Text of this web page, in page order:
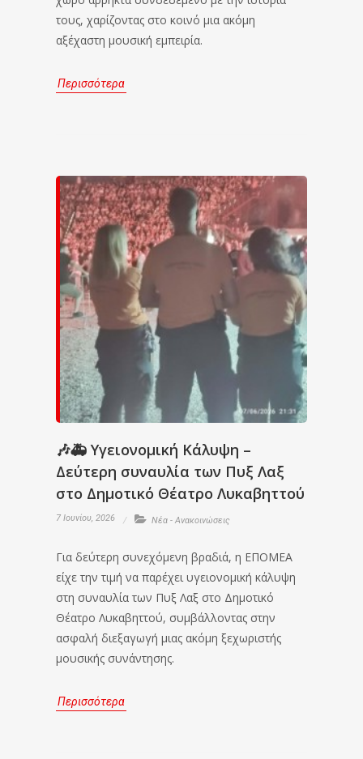
τους, χαρίζοντας στο κοινό μια ακόμη
αξέχαστη μουσική εμπειρία.
Περισσότερα
🎶🚑 Υγειονομική Κάλυψη –
Δεύτερη συναυλία των Πυξ Λαξ
στο Δημοτικό Θέατρο Λυκαβηττού
7 Ιουνίου, 2026 Νέα - Ανακοινώσεις
Για δεύτερη συνεχόμενη βραδιά, η ΕΠΟΜΕΑ
είχε την τιμή να παρέχει υγειονομική κάλυψη
στη συναυλία των Πυξ Λαξ στο Δημοτικό
Θέατρο Λυκαβηττού, συμβάλλοντας στην
ασφαλή διεξαγωγή μιας ακόμη ξεχωριστής
μουσικής συνάντησης.
Περισσότερα